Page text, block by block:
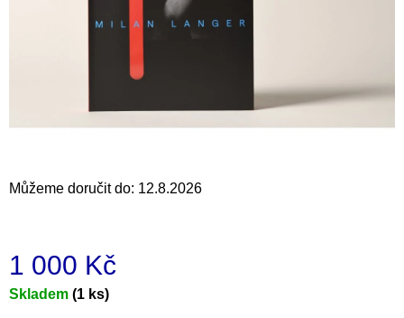
Můžeme doručit do: 12.8.2026
1 000 Kč
Měrná
Skladem (1 ks)
D